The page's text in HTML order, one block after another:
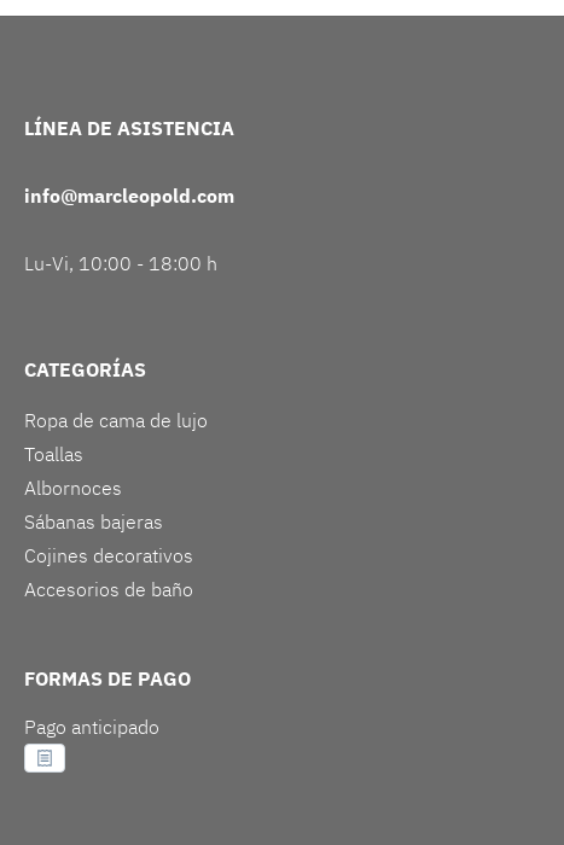
LÍNEA DE ASISTENCIA
info@marcleopold.com
Lu-Vi, 10:00 - 18:00 h
CATEGORÍAS
Ropa de cama de lujo
Toallas
Albornoces
Sábanas bajeras
Cojines decorativos
Accesorios de baño
FORMAS DE PAGO
Pago anticipado